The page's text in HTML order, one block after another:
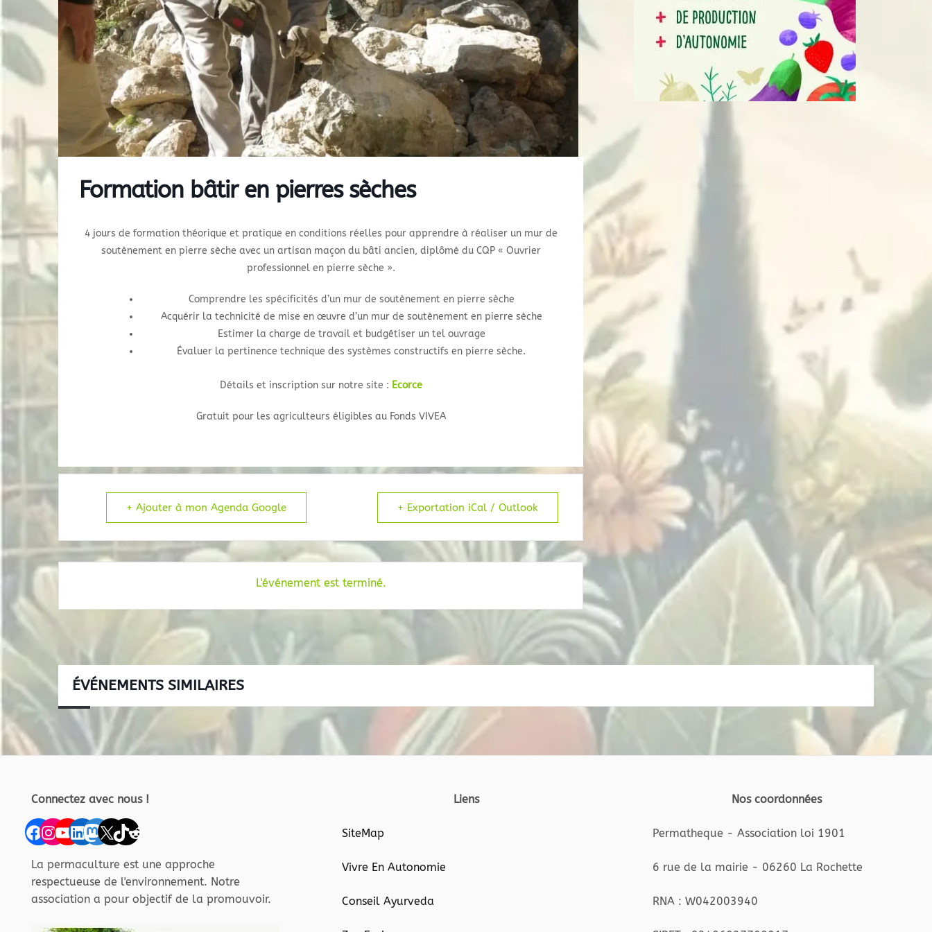
Formation bâtir en pierres sèches
4 jours de formation théorique et pratique en conditions réelles pour apprendre à réaliser un mur de
soutènement en pierre sèche avec un artisan maçon du bâti ancien, diplômé du CQP « Ouvrier
professionnel en pierre sèche ».
Comprendre les spécificités d’un mur de soutènement en pierre sèche
Acquérir la technicité de mise en œuvre d’un mur de soutènement en pierre sèche
Estimer la charge de travail et budgétiser un tel ouvrage
Évaluer la pertinence technique des systèmes constructifs en pierre sèche.
Détails et inscription sur notre site : Ecorce
Gratuit pour les agriculteurs éligibles au Fonds VIVEA
+ Ajouter à mon Agenda Google + Exportation iCal / Outlook
L'événement est terminé.
ÉVÉNEMENTS SIMILAIRES
Connectez avec nous !
Facebook
Instagram
YouTube
LinkedIn
Mastodon
XTikTok
Reddit
La permaculture est une approche
respectueuse de l'environnement. Notre
association a pour objectif de la promouvoir.
Liens
SiteMap
Vivre En Autonomie
Conseil Ayurveda
Nos coordonnées
Permatheque - Association loi 1901
6 rue de la mairie - 06260 La Rochette
RNA : W042003940